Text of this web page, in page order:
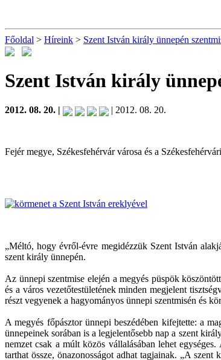
Főoldal > Híreink > Szent István király ünnepén
Szent István király
2012. 08. 20. | | 2012. 08. 20.
Fejér megye, Székesfehérvár városa és a
„Méltó, hogy évről-évre megidézzük Szent István
szent király ünnepén.
Az ünnepi szentmise elején a megyés püspök
és a város vezetőtestületének minden megjelent
részt vegyenek a hagyományos ünnepi szentmisén és
A megyés főpásztor ünnepi beszédében kifejtette: a
ünnepeinek sorában is a legjelentősebb nap a szent
nemzet csak a múlt közös vállalásában lehet
tarthat össze, önazonosságot adhat tagjainak. „A